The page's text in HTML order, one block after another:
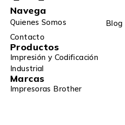
Navega
Quienes Somos
Blog
Contacto
Productos
Impresión y Codificación
Industrial
Marcas
Impresoras Brother